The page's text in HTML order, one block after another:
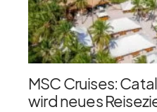
MSC Cruises:
wird neues